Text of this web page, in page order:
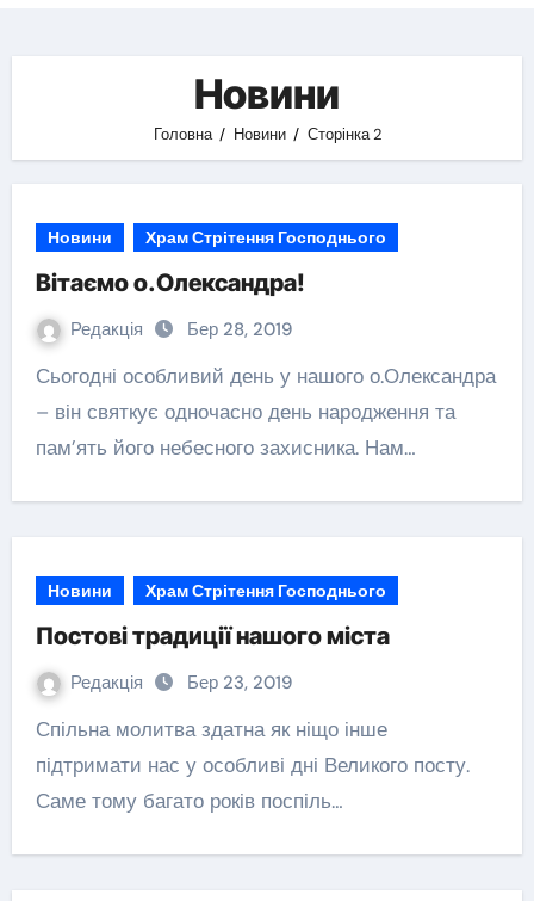
Новини
Головна Новини Сторінка 2
Новини Храм Стрітення Господнього
Вітаємо о.Олександра!
Редакція Бер 28, 2019
Сьогодні особливий день у нашого о.Олександра
– він святкує одночасно день народження та
пам’ять його небесного захисника. Нам…
Новини Храм Стрітення Господнього
Постові традиції нашого міста
Редакція Бер 23, 2019
Спільна молитва здатна як ніщо інше
підтримати нас у особливі дні Великого посту.
Саме тому багато років поспіль…